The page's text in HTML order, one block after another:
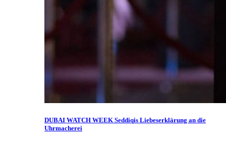
DUBAI WATCH WEEK Seddiqis Liebeserklärung an die
Uhrmacherei